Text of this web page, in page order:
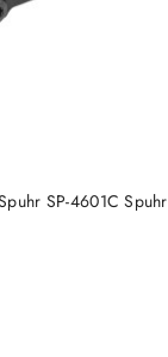
SP-4601C Spuhr